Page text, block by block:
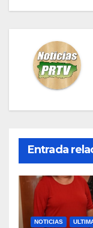
Entrada
NOTICIAS